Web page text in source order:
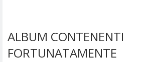
ALBUM CONTENENTI
FORTUNATAMENTE